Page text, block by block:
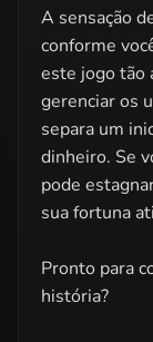
A sensação
conforme
este jogo tão
gerenciar os
separa um
dinheiro. Se
pode
sua fortuna
Pronto para
história?